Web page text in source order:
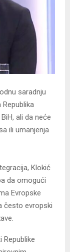
saradnju
ali da neće
ili umanjenja
Klokić
da omogući
Evropske
često evropski